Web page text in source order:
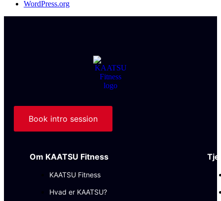
WordPress.org
Om KAATSU Fitness
KAATSU Fitness
Hvad er KAATSU?
Book intro session